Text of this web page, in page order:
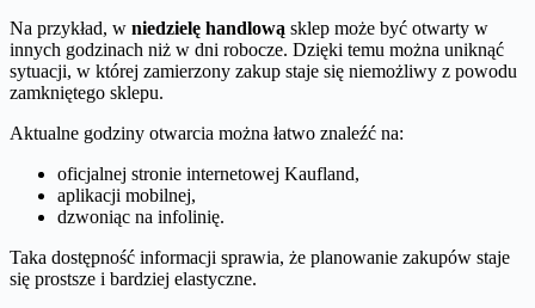
Na przykład, w niedzielę handlową sklep może być otwarty w
innych godzinach niż w dni robocze. Dzięki temu można uniknąć
sytuacji, w której zamierzony zakup staje się niemożliwy z powodu
zamkniętego sklepu.
Aktualne godziny otwarcia można łatwo znaleźć na:
oficjalnej stronie internetowej Kaufland,
aplikacji mobilnej,
dzwoniąc na infolinię.
Taka dostępność informacji sprawia, że planowanie zakupów staje
się prostsze i bardziej elastyczne.